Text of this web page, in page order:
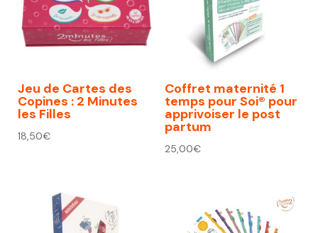
Jeu de Cartes des
Copines : 2 Minutes
les Filles
18,50€
Coffret maternité 1
temps pour Soi® pour
apprivoiser le post
partum
25,00€